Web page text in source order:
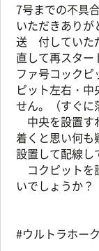
7号までの不具
いただきあり
送 付していた
直して再スタ
ファ号コック
ピット左右・
せん。（すぐに
中央を設置す
着くと思い何も
設置して配線し
コクピットを
いでしょうか？
#ウルトラホー